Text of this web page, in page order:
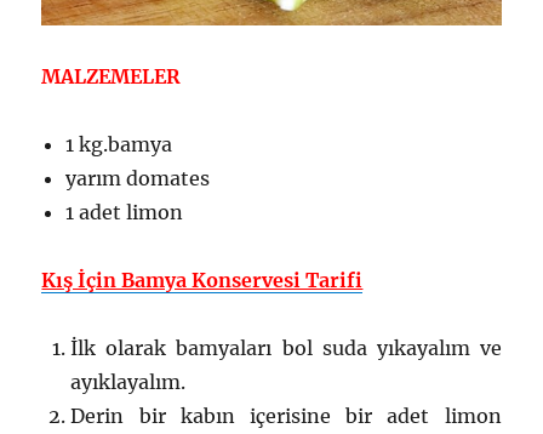
MALZEMELER
1 kg.bamya
yarım domates
1 adet limon
Kış İçin Bamya Konservesi Tarifi
İlk olarak bamyaları bol suda yıkayalım ve
ayıklayalım.
Derin bir kabın içerisine bir adet limon